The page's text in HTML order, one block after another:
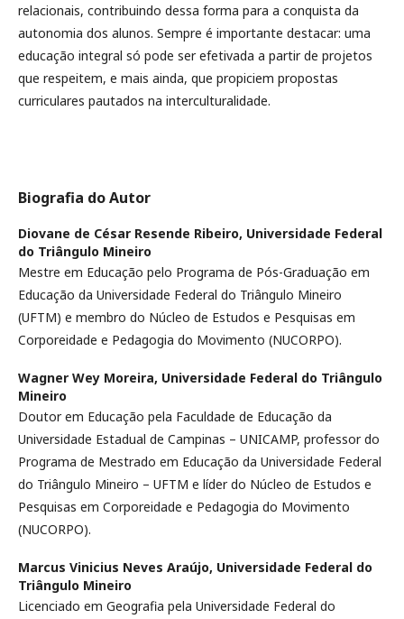
relacionais, contribuindo dessa forma para a conquista da
autonomia dos alunos. Sempre é importante destacar: uma
educação integral só pode ser efetivada a partir de projetos
que respeitem, e mais ainda, que propiciem propostas
curriculares pautados na interculturalidade.
Biografia do Autor
Diovane de César Resende Ribeiro, Universidade Federal
do Triângulo Mineiro
Mestre em Educação pelo Programa de Pós-Graduação em
Educação da Universidade Federal do Triângulo Mineiro
(UFTM) e membro do Núcleo de Estudos e Pesquisas em
Corporeidade e Pedagogia do Movimento (NUCORPO).
Wagner Wey Moreira, Universidade Federal do Triângulo
Mineiro
Doutor em Educação pela Faculdade de Educação da
Universidade Estadual de Campinas – UNICAMP, professor do
Programa de Mestrado em Educação da Universidade Federal
do Triângulo Mineiro – UFTM e líder do Núcleo de Estudos e
Pesquisas em Corporeidade e Pedagogia do Movimento
(NUCORPO).
Marcus Vinicius Neves Araújo, Universidade Federal do
Triângulo Mineiro
Licenciado em Geografia pela Universidade Federal do